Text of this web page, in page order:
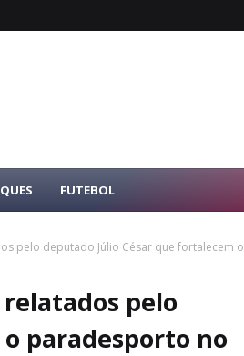
FUTEBOL
pelo deputado Júlio César que fortalecem o
pelo
paradesporto no